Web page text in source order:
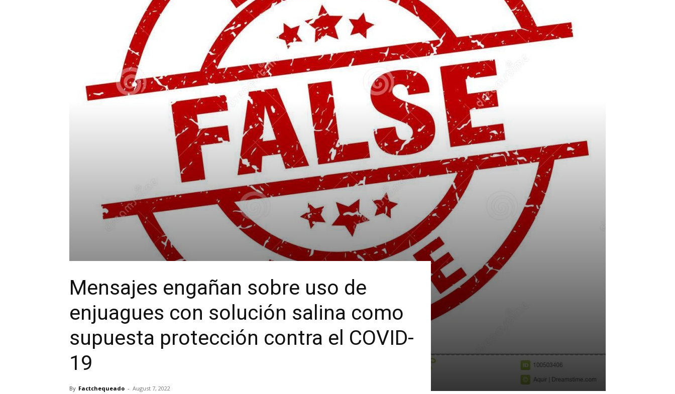
Magazine
Mensajes engañan sobre uso de
enjuagues con solución salina como
supuesta protección contra el COVID-
19
By Factchequeado - August 7, 2022